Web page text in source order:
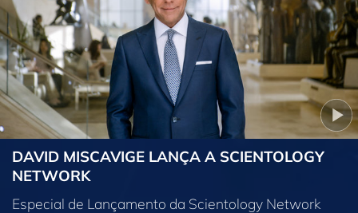
DAVID MISCAVIGE LANÇA A SCIENTOLOGY
NETWORK
Especial de Lançamento da Scientology Network